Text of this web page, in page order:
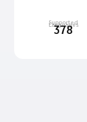
Supported
Languages
378